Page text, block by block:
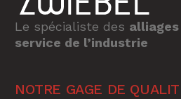
Le spécialiste des
service de l’industrie
NOTRE GAGE DE